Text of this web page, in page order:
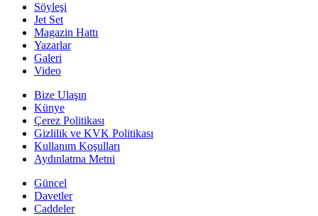
Söyleşi
Jet Set
Magazin Hattı
Yazarlar
Galeri
Video
Bize Ulaşın
Künye
Çerez Politikası
Gizlilik ve KVK Politikası
Kullanım Koşulları
Aydınlatma Metni
Güncel
Davetler
Caddeler